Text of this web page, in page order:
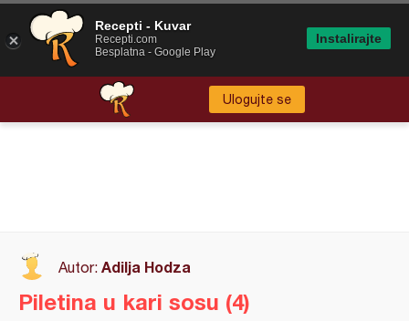
Ulogujte se
Autor: Adilja Hodza
Piletina u kari sosu (4)
Recepti - Kuvar
Recepti.com
Besplatna - Google Play
Instalirajte